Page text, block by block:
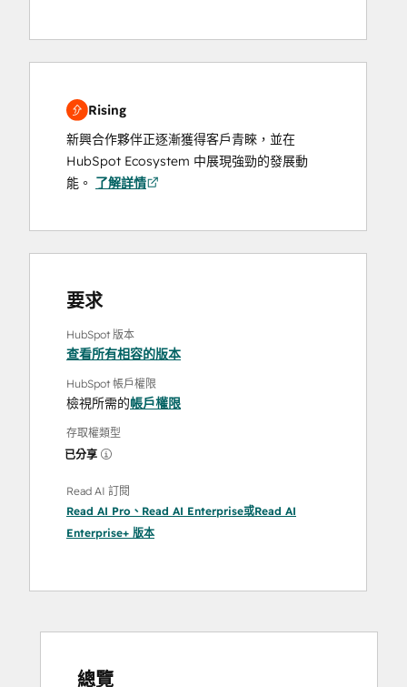
Rising
新興合作夥伴正逐漸獲得客戶青睞，並在
HubSpot Ecosystem 中展現強勁的發展動
能。 了解詳情
要求
HubSpot 版本
查看所有相容的版本
HubSpot 帳戶權限
檢視所需的帳戶權限
存取權類型
已分享
Read AI 訂閱
Read AI Pro 、 Read AI Enterprise或Read AI
Enterprise+ 版本
總覽